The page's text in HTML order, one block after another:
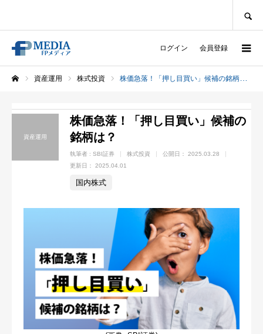
ログイン 会員登録
資産運用 株式投資 株価急落！「押し目買い」候補の銘柄は？
資産運用
株価急落！「押し目買い」候補の
銘柄は？
執筆者 : SBI証券 株式投資 公開日：
2025.03.28
更新日：
2025.04.01
国内株式